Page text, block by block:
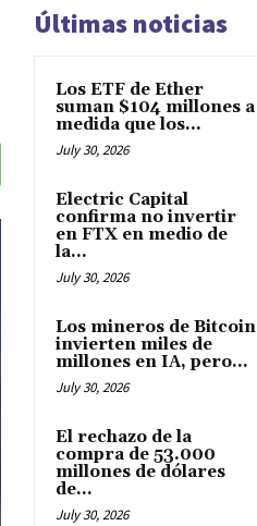
Últimas noticias
Los ETF de Ether
suman $104 millones a
medida que los...
July 30, 2026
Electric Capital
confirma no invertir
en FTX en medio de
la...
July 30, 2026
Los mineros de Bitcoin
invierten miles de
millones en IA, pero...
July 30, 2026
El rechazo de la
compra de 53.000
millones de dólares
de...
July 30, 2026